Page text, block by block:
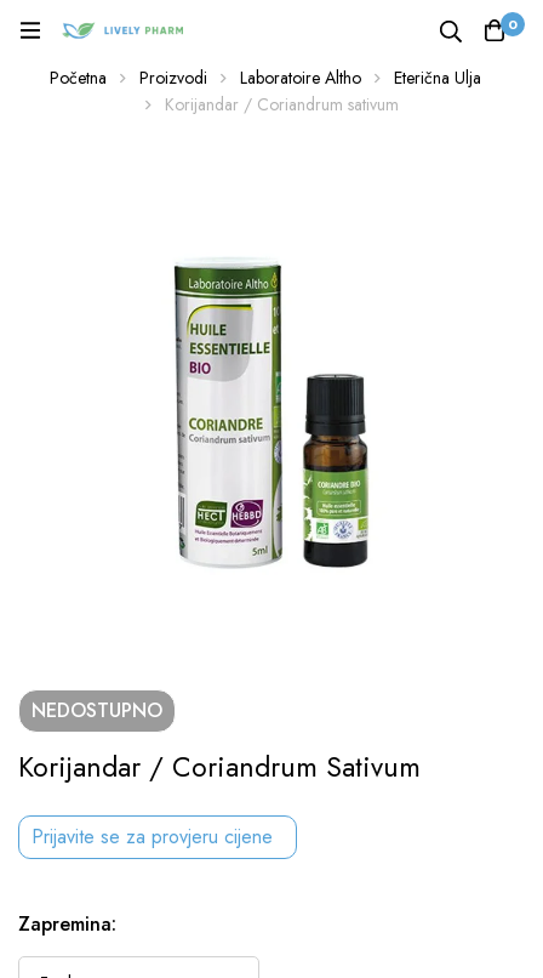
0
Početna Proizvodi Laboratoire Altho
Eterična Ulja
Korijandar / Coriandrum sativum
NEDOSTUPNO
Korijandar / Coriandrum Sativum
Prijavite se za provjeru cijene
Zapremina: